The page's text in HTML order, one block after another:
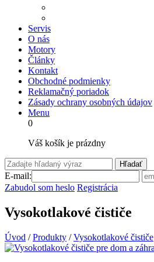
Servis
O nás
Motory
Články
Kontakt
Obchodné podmienky
Reklamačný poriadok
Zásady ochrany osobných údajov
Menu
0
Váš košík je prázdny
Hľadať
E-mail:
Zabudol som heslo Registrácia
Vysokotlakové čističe
Úvod / Produkty / Vysokotlakové čističe